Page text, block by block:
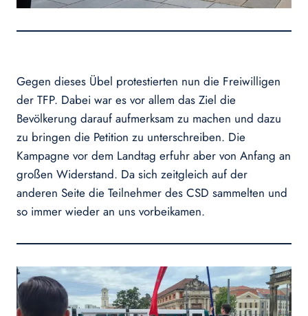
Gegen dieses Übel protestierten nun die Freiwilligen
der TFP. Dabei war es vor allem das Ziel die
Bevölkerung darauf aufmerksam zu machen und dazu
zu bringen die Petition zu unterschreiben. Die
Kampagne vor dem Landtag erfuhr aber von Anfang an
großen Widerstand. Da sich zeitgleich auf der
anderen Seite die Teilnehmer des CSD sammelten und
so immer wieder an uns vorbeikamen.